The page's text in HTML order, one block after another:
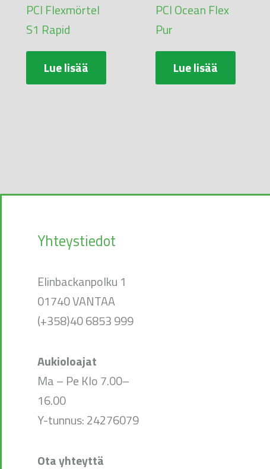
PCI Flexmörtel
S1 Rapid
Lue lisää
PCI Ocean Flex
Pur
Lue lisää
Yhteystiedot
Elinbackanpolku 1
01740 VANTAA
(+358)40 6853 999
Aukioloajat
Ma – Pe Klo 7.00–
16.00
Y-tunnus: 24276079
Ota yhteyttä